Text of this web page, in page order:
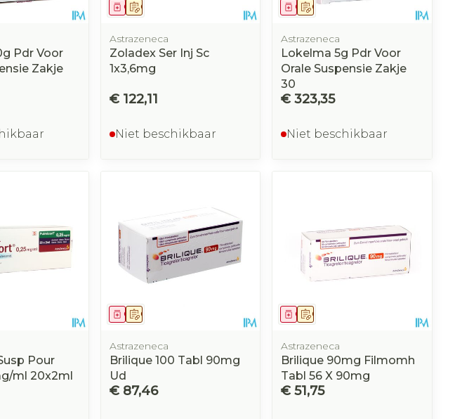
Pdr Voor
Zakje
Op voorschrift
Geneesmiddel
Astrazeneca
Zoladex Ser Inj Sc
1x3,6mg
€ 122,11
Niet beschikbaar
Op voorschrift
Geneesmiddel
Astrazeneca
Lokelma 5g Pdr Voor
Orale Suspensie Zakje
30
€ 323,35
Niet beschikbaar
Pour
ml 20x2ml
Op voorschrift
Geneesmiddel
Astrazeneca
Brilique 100 Tabl 90mg
Ud
€ 87,46
Op voorschrift
Geneesmiddel
Astrazeneca
Brilique 90mg Filmomh
Tabl 56 X 90mg
€ 51,75